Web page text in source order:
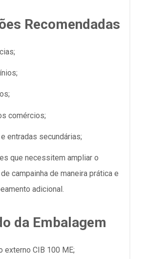
Recomendadas
comércios;
entradas secundárias;
que necessitem ampliar o
campainha de maneira prática e
adicional.
da Embalagem
externo CIB 100 ME;